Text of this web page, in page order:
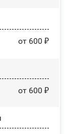
от 600 ₽
от 600 ₽